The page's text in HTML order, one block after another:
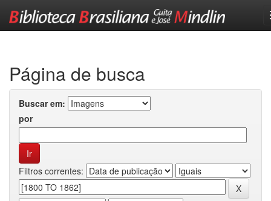
Página de busca
Buscar em:
por
Filtros correntes: